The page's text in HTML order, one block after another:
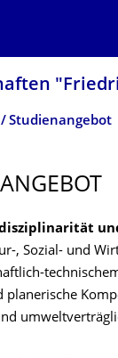
Studienangebot
, Sozial- und
planerische